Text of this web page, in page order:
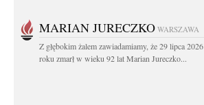
MARIAN JURECZKO WARSZAWA
Z głębokim żalem zawiadamiamy, że 29 lipca 2026
roku zmarł w wieku 92 lat Marian Jureczko...